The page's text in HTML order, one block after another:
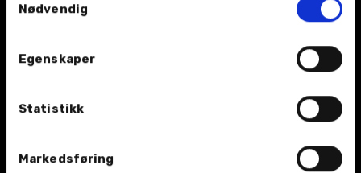
Nødvendig
Egenskaper
Statistikk
Markedsføring
Nybil
Bruktbil